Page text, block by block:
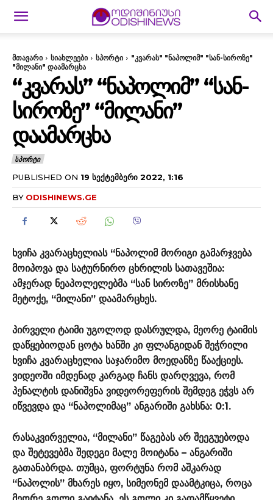
მთავარი სიახლეები სპორტი
"კვარას" "ნაპოლიმ" "სან-სიროზე"
"მილანი" დაამარცხა
“ᲙᲕᲐᲠᲐᲡ” “ᲜᲐᲞᲝᲚᲘᲛ” “ᲡᲐᲜ-
ᲡᲘᲠᲝᲖᲔ” “ᲛᲘᲚᲐᲜᲘ”
ᲓᲐᲐᲛᲐᲠᲪᲮᲐ
ᲡᲞᲝᲠᲢᲘ
PUBLISHED ON 19 ᲡᲔᲥᲢᲔᲛᲑᲔᲠᲘ 2022, 1:16
BY ODISHINEWS.GE
ხვიჩა კვარაცხელიას “ნაპოლიმ მორიგი გამარჯვება
მოიპოვა და სატურნირო ცხრილის სათავეშია:
ამჯერად ნეაპოლელებმა “სან სიროზე” მრისხანე
მეტოქე, “მილანი” დაამარცხეს.
პირველი ტაიმი უგოლოდ დასრულდა, მეორე ტაიმის
დაწყებიოდან ცოტა ხანში კი ფლანგიდან შეჭრილი
ხვიჩა კვარაცხელია საჯარიმო მოედანზე წააქციეს.
ვიდეოში იმდენად კარგად ჩანს დარღვევა, რომ
პენალტის დანიშვნა ვიდეორეფერის შემდეგ ეჭვს არ
იწვევდა და “ნაპოლიმაც” ანგარიში გახსნა: 0:1.
რასაკვირველია, “მილანი” წაგებას არ შეეგუებოდა
და შეტევებმა შედეგი მალე მოიტანა – ანგარიში
გათანაბრდა. თუმცა, ფორტუნა რომ აშკარად
“ნაპოლის” მხარეს იყო, სიმეონემ დაამტკიცა, როცა